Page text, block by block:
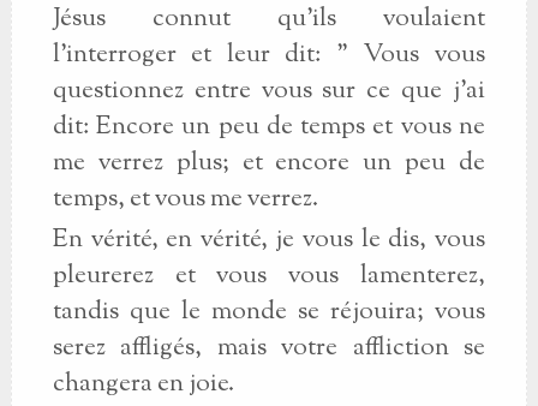
Jésus connut qu'ils voulaient
l'interroger et leur dit: " Vous vous
questionnez entre vous sur ce que j'ai
dit: Encore un peu de temps et vous ne
me verrez plus; et encore un peu de
temps, et vous me verrez.
En vérité, en vérité, je vous le dis, vous
pleurerez et vous vous lamenterez,
tandis que le monde se réjouira; vous
serez affligés, mais votre affliction se
changera en joie.